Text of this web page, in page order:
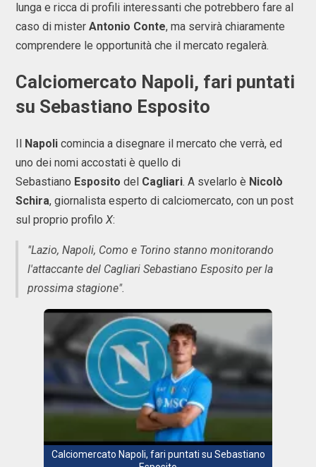
lunga e ricca di profili interessanti che potrebbero fare al
caso di mister Antonio Conte, ma servirà chiaramente
comprendere le opportunità che il mercato regalerà.
Calciomercato Napoli, fari puntati
su Sebastiano Esposito
Napoli comincia a disegnare il mercato che verrà, ed
uno dei nomi accostati è quello di
Sebastiano Esposito del Cagliari. A svelarlo è Nicolò
Schira, giornalista esperto di calciomercato, con un post
sul proprio profilo X:
"Lazio, Napoli, Como e Torino stanno monitorando
l'attaccante del Cagliari Sebastiano Esposito per la
prossima stagione".
Calciomercato Napoli, fari puntati su Sebastiano